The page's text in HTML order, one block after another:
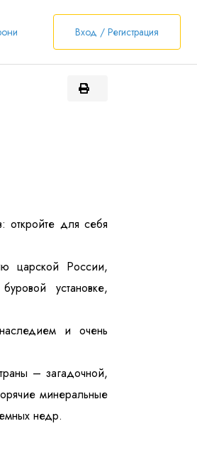
Вход / Регистрация
откройте для себя
царской России,
установке,
и очень
– загадочной,
минеральные
недр.